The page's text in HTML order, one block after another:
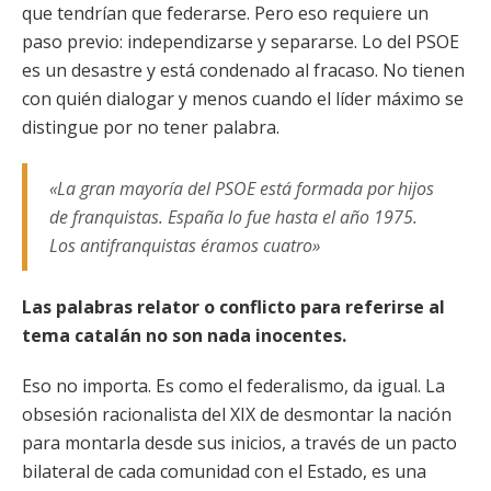
que tendrían que federarse. Pero eso requiere un
paso previo: independizarse y separarse. Lo del PSOE
es un desastre y está condenado al fracaso. No tienen
con quién dialogar y menos cuando el líder máximo se
distingue por no tener palabra.
«La gran mayoría del PSOE está formada por hijos
de franquistas. España lo fue hasta el año 1975.
Los antifranquistas éramos cuatro»
Las palabras relator o conflicto para referirse al
tema catalán no son nada inocentes.
Eso no importa. Es como el federalismo, da igual. La
obsesión racionalista del XIX de desmontar la nación
para montarla desde sus inicios, a través de un pacto
bilateral de cada comunidad con el Estado, es una